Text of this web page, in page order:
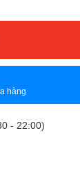
hàng
- 22:00)